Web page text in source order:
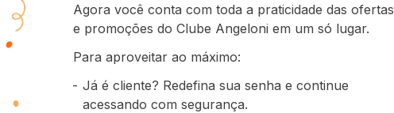
Agora você conta com toda a praticidade das ofertas
e promoções do Clube Angeloni em um só lugar.
Para aproveitar ao máximo:
Já é cliente? Redefina sua senha e continue
acessando com segurança.